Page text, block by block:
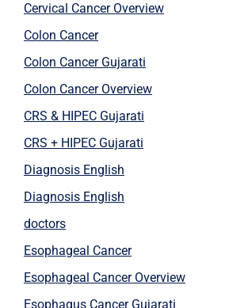
Cervical Cancer Overview
Colon Cancer
Colon Cancer Gujarati
Colon Cancer Overview
CRS & HIPEC Gujarati
CRS + HIPEC Gujarati
Diagnosis English
Diagnosis English
doctors
Esophageal Cancer
Esophageal Cancer Overview
Esophagus Cancer Gujarati